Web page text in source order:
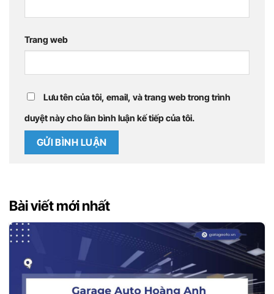
Trang web
Lưu tên của tôi, email, và trang web trong trình
duyệt này cho lần bình luận kế tiếp của tôi.
Bài viết mới nhất